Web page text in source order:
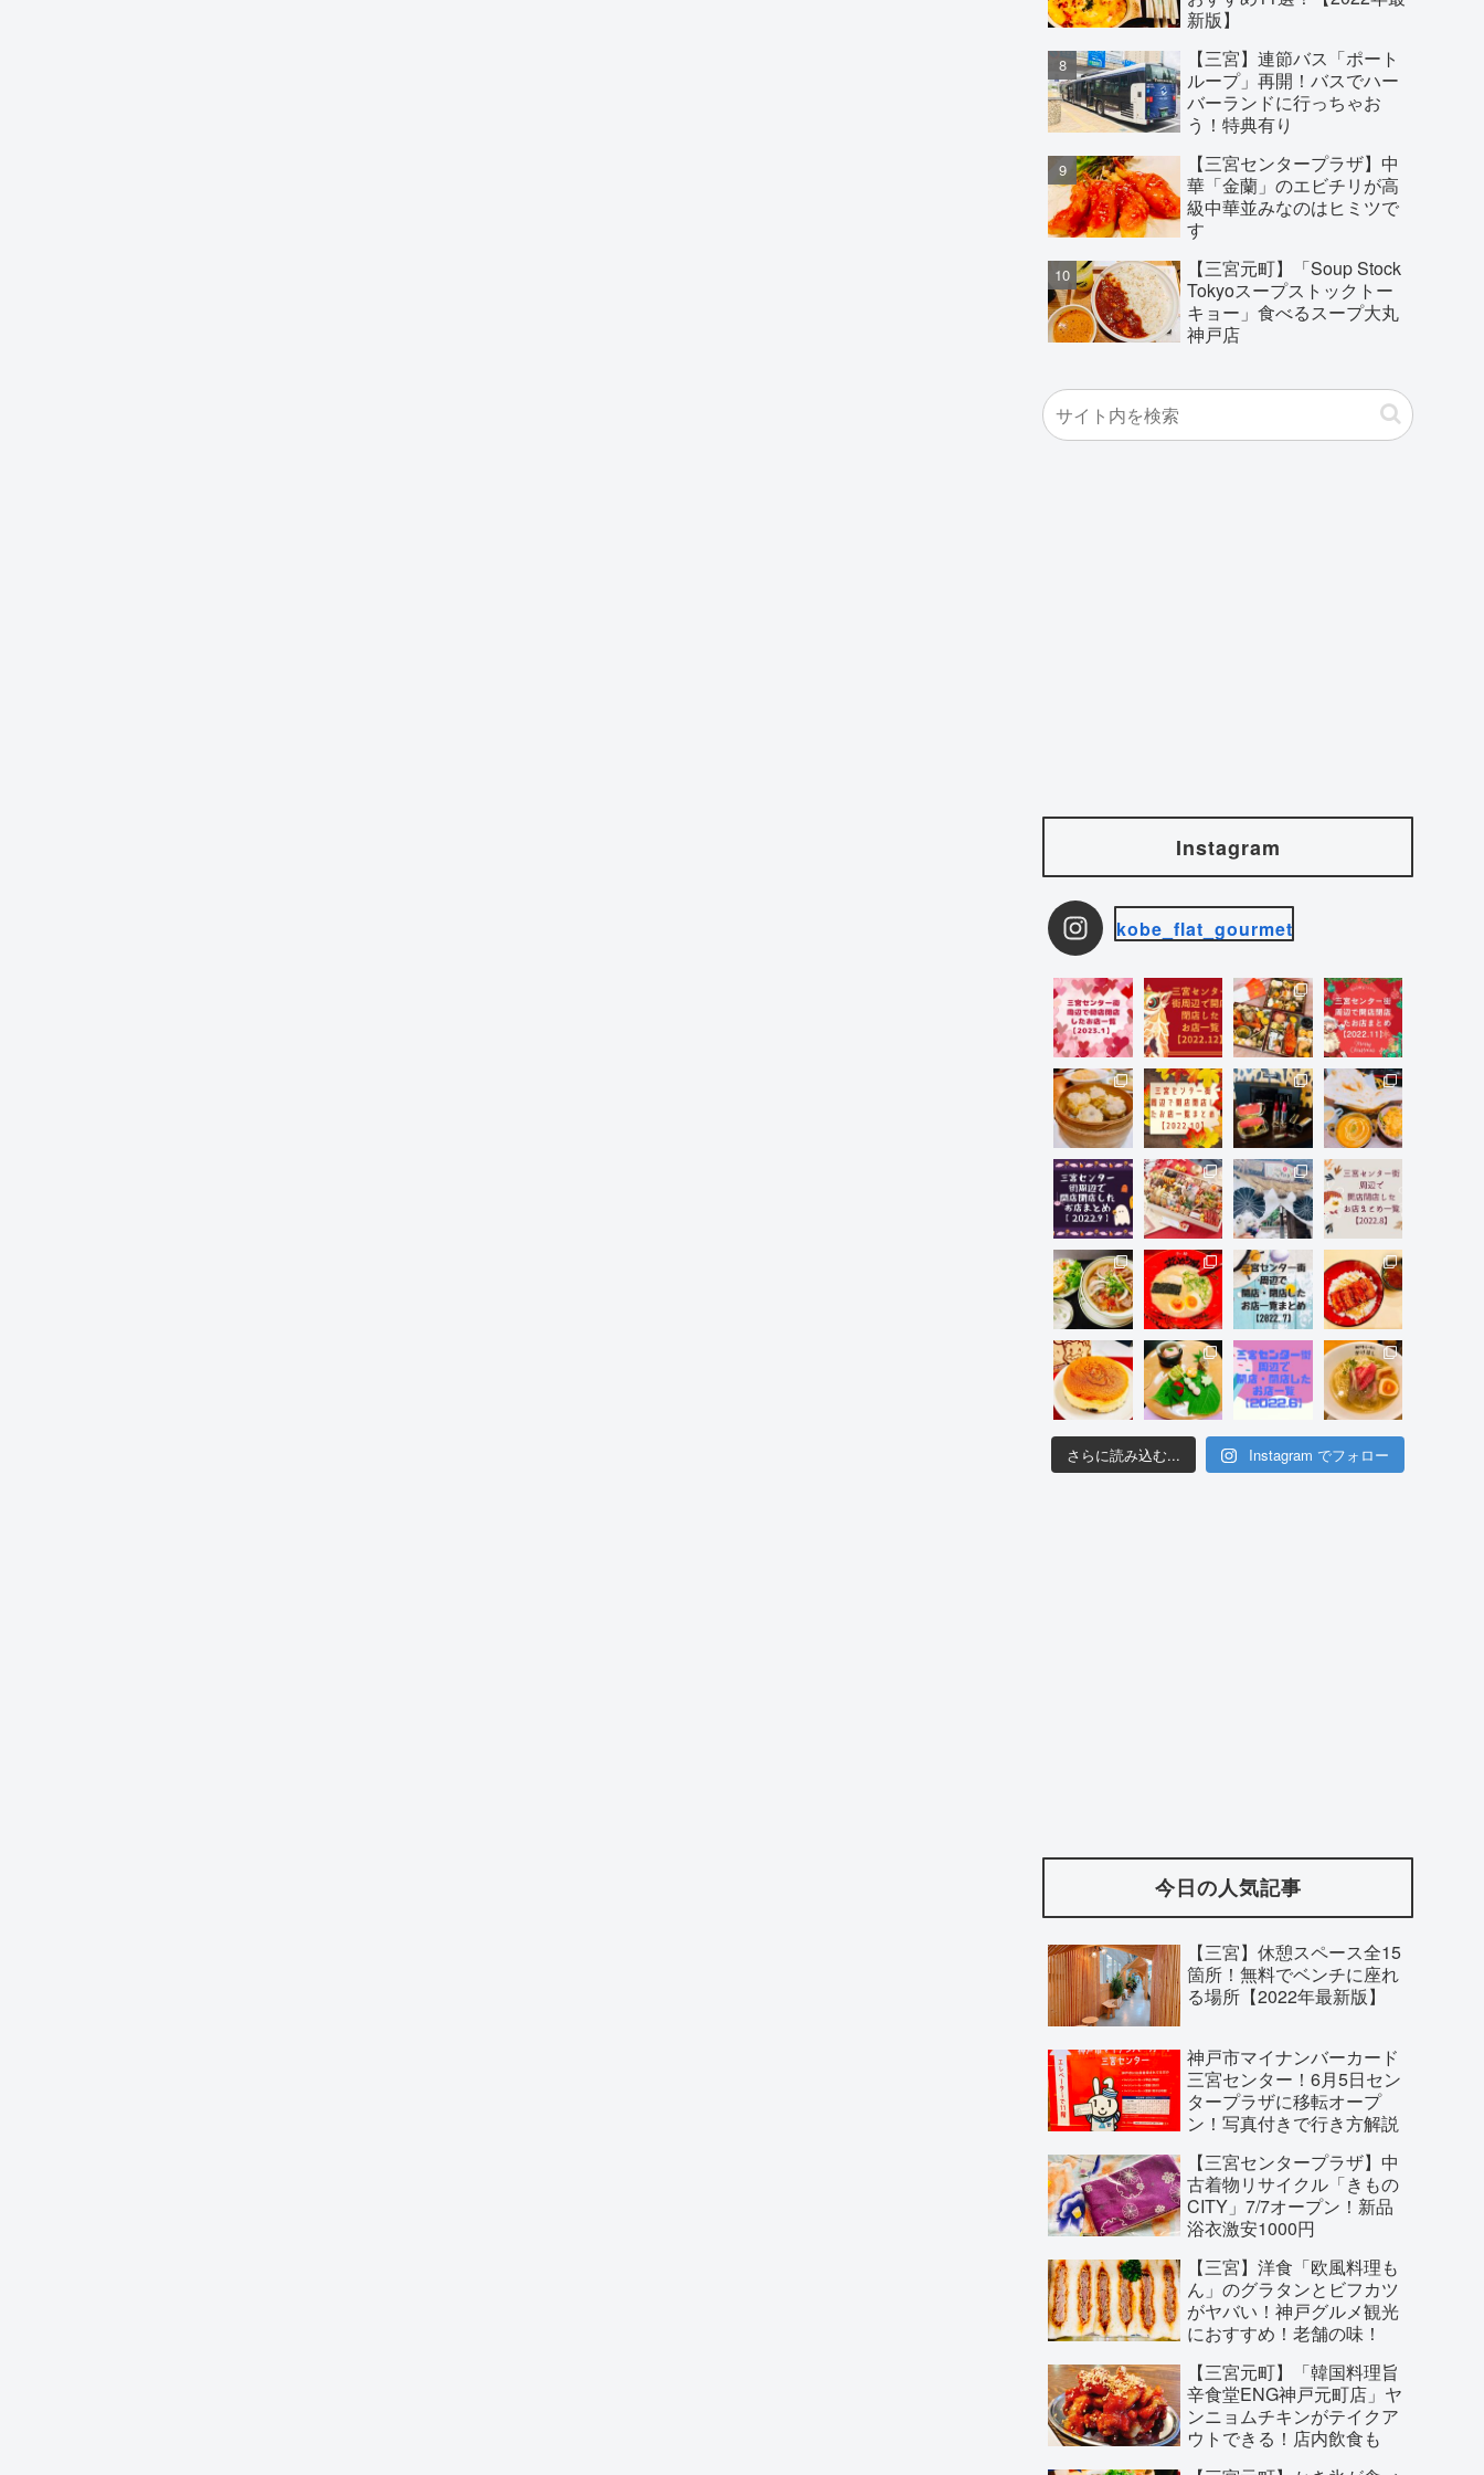
新版】
【三宮】連節バス「ポート
ループ」再開！バスでハー
バーランドに行っちゃお
う！特典有り
【三宮センタープラザ】中
華「金蘭」のエビチリが高
級中華並みなのはヒミツで
す
【三宮元町】「Soup Stock
Tokyoスープストックトー
キョー」食べるスープ大丸
神戸店
Instagram
kobe_flat_gourmet
さらに読み込む... Instagram でフォロー
今日の人気記事
【三宮】休憩スペース全15
箇所！無料でベンチに座れ
る場所【2022年最新版】
神戸市マイナンバーカード
三宮センター！6月5日セン
タープラザに移転オープ
ン！写真付きで行き方解説
【三宮センタープラザ】中
古着物リサイクル「きもの
CITY」7/7オープン！新品
浴衣激安1000円
【三宮】洋食「欧風料理も
ん」のグラタンとビフカツ
がヤバい！神戸グルメ観光
におすすめ！老舗の味！
【三宮元町】「韓国料理旨
辛食堂ENG神戸元町店」ヤ
ンニョムチキンがテイクア
ウトできる！店内飲食も